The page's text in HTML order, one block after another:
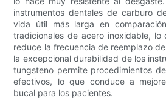
instrumentos dentales de carburo
vida útil más larga en
tradicionales de acero inoxidable, lo
reduce la frecuencia de reemplazo
la excepcional durabilidad de los
tungsteno permite procedimientos
efectivos, lo que conduce a
bucal para los pacientes.